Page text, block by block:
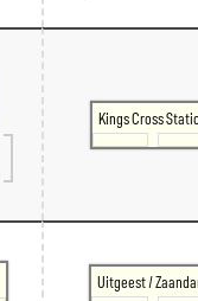
Kings Cross
Uitgeest /